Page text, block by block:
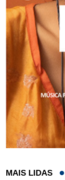
MAIS LIDAS